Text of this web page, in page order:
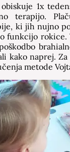
1x
terapijo.
ki jih nujno
funkcijo rokice.
kako naprej.
metode